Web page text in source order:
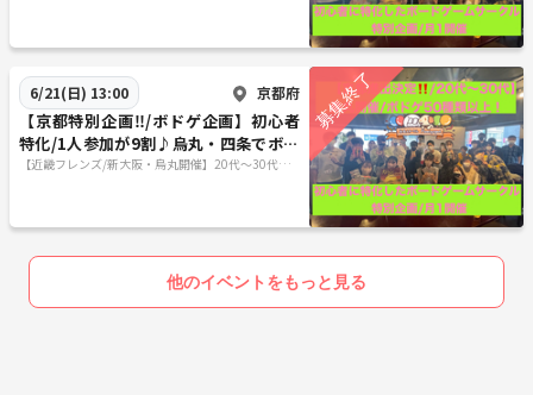
6/21(日) 13:00 京都府
【京都特別企画‼️/ボドゲ企画】初心者
特化/1人参加が9割♪烏丸・四条でボー
ドゲーム企画/20代〜30代向け
【近畿フレンズ/新大阪・烏丸開催】20代〜30代向
他のイベントをもっと見る